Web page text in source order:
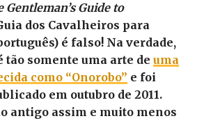
Gentleman’s Guide to
dos Cavalheiros para
é falso! Na verdade,
tão somente uma arte de uma
como “Onorobo” e foi
em outubro de 2011.
antigo assim e muito menos